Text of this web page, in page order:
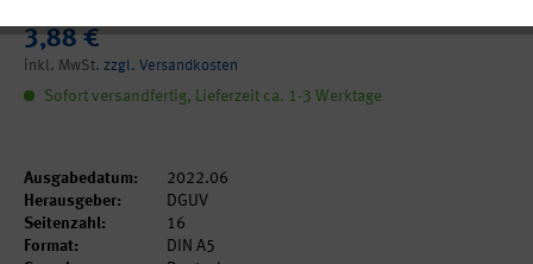
3,88 €
inkl. MwSt. zzgl. Versandkosten
Sofort versandfertig, Lieferzeit ca. 1-3 Werktage
Ausgabedatum:
2022.06
Herausgeber:
DGUV
Seitenzahl:
16
Format:
DIN A5